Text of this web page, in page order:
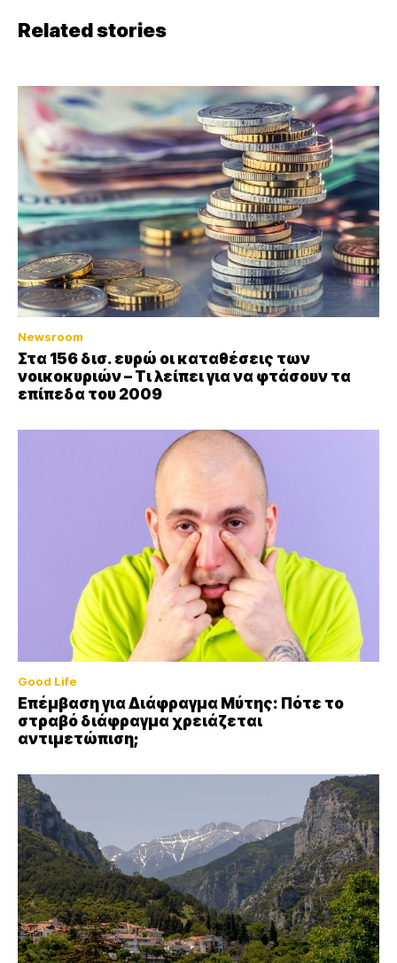
Related stories
Newsroom
Στα 156 δισ. ευρώ οι καταθέσεις των
νοικοκυριών – Τι λείπει για να φτάσουν τα
επίπεδα του 2009
Good Life
Επέμβαση για Διάφραγμα Μύτης: Πότε το
στραβό διάφραγμα χρειάζεται
αντιμετώπιση;